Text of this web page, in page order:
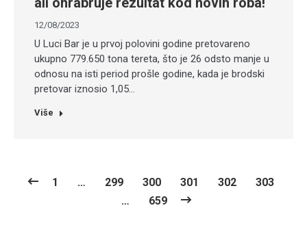
12/08/2023
U Luci Bar je u prvoj polovini godine pretovareno
ukupno 779.650 tona tereta, što je 26 odsto manje u
odnosu na isti period prošle godine, kada je brodski
pretovar iznosio 1,05…
Više
1 … 299 300 301 302
303
…
659